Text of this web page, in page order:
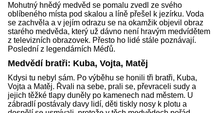
Mohutný hnědý medvěd se pomalu zvedl ze svého
oblíbeného místa pod skalou a líně přešel k jezírku. Voda
se zachvěla a v jejím odrazu se na okamžik objevil obraz
starého medvěda, který už dávno není hravým medvídětem
z televizních obrazovek. Přesto ho lidé stále poznávají.
Poslední z legendárních Méďů.
Medvědí bratři: Kuba, Vojta, Matěj
Kdysi tu nebyl sám. Po výběhu se honili tři bratři, Kuba,
Vojta a Matěj. Řvali na sebe, prali se, převraceli sudy a
jejich těžké tlapy duněly po kamenech nad městem. U
zábradlí postávaly davy lidí, děti tiskly nosy k plotu a